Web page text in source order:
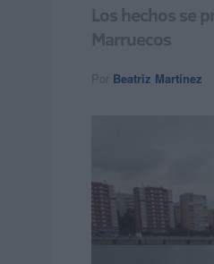
Los hechos se
Marruecos
Por Beatriz Martínez